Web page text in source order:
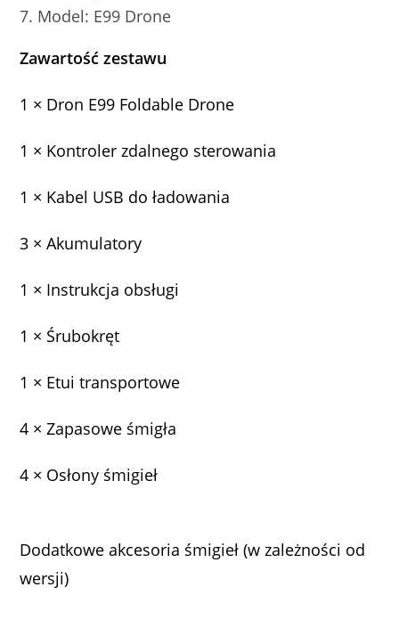
Model: E99 Drone
Zawartość zestawu
1 × Dron E99 Foldable Drone
1 × Kontroler zdalnego sterowania
1 × Kabel USB do ładowania
3 × Akumulatory
1 × Instrukcja obsługi
1 × Śrubokręt
1 × Etui transportowe
4 × Zapasowe śmigła
4 × Osłony śmigieł
Dodatkowe akcesoria śmigieł (w zależności od
wersji)